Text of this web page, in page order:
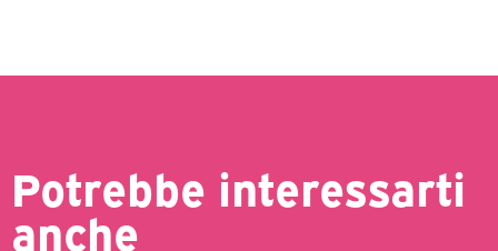
Potrebbe interessarti
anche